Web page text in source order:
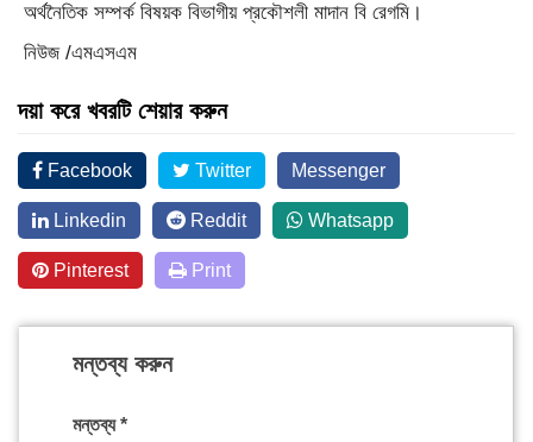
অর্থনৈতিক সম্পর্ক বিষয়ক বিভাগীয় প্রকৌশলী মাদান বি রেগমি।
নিউজ /এমএসএম
দয়া করে খবরটি শেয়ার করুন
Facebook Twitter Messenger
Linkedin Reddit Whatsapp
Pinterest Print
মন্তব্য করুন
মন্তব্য*